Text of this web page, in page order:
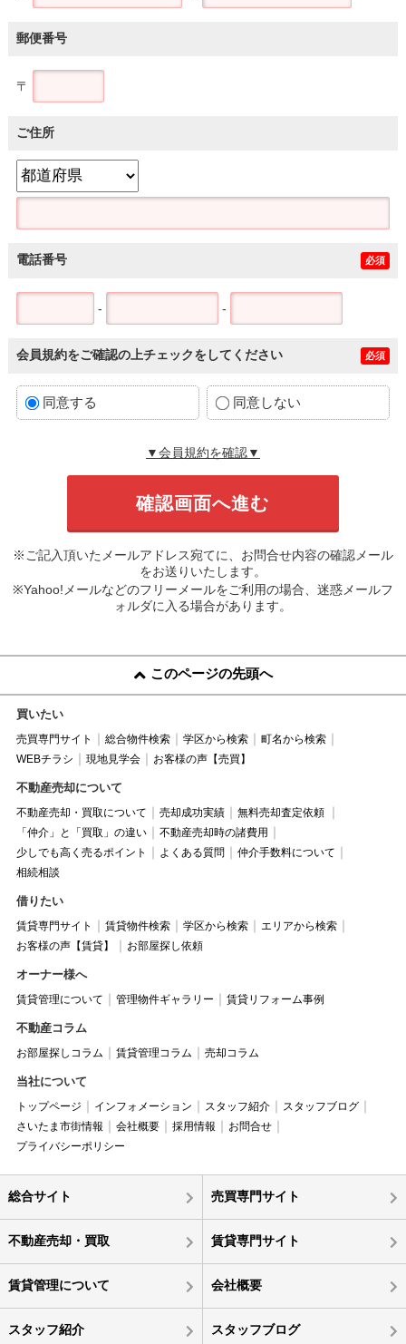
郵便番号
〒
ご住所
電話番号 必須
- -
会員規約をご確認の上チェックをしてください 必須
同意する 同意しない
▼会員規約を確認▼
※ご記入頂いたメールアドレス宛てに、お問合せ内容の確認メール
をお送りいたします。
※Yahoo!メールなどのフリーメールをご利用の場合、迷惑メールフ
ォルダに入る場合があります。
このページの先頭へ
買いたい
売買専門サイト 総合物件検索 学区から検索
町名から検索
WEBチラシ
現地見学会 お客様の声【売買】
不動産売却について
不動産売却・買取について 売却成功実績
無料売却査定依頼
「仲介」と「買取」の違い
不動産売却時の諸費用
少しでも高く売るポイント
よくある質問
仲介手数料について
相続相談
借りたい
賃貸専門サイト 賃貸物件検索 学区から検索
エリアから検索
お客様の声【賃貸】
お部屋探し依頼
オーナー様へ
賃貸管理について 管理物件ギャラリー 賃貸リフォーム事例
不動産コラム
お部屋探しコラム 賃貸管理コラム 売却コラム
当社について
トップページ インフォメーション スタッフ紹介
スタッフブログ
さいたま市街情報
会社概要 採用情報
お問合せ
プライバシーポリシー
総合サイト 売買専門サイト
不動産売却・買取 賃貸専門サイト
賃貸管理について 会社概要
スタッフ紹介 スタッフブログ